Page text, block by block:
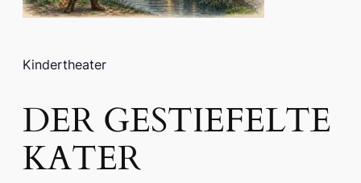
Kindertheater
DER GESTIEFELTE
KATER